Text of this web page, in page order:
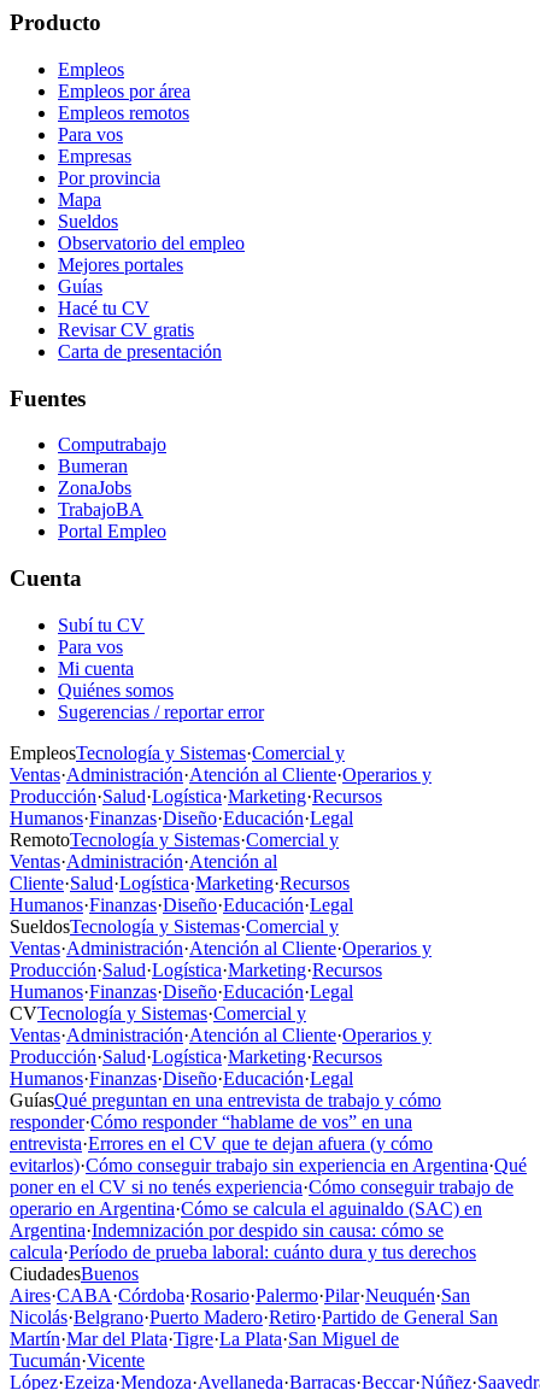
Producto
Empleos
Empleos por área
Empleos remotos
Para vos
Empresas
Por provincia
Mapa
Sueldos
Observatorio del empleo
Mejores portales
Guías
Hacé tu CV
Revisar CV gratis
Carta de presentación
Fuentes
Computrabajo
Bumeran
ZonaJobs
TrabajoBA
Portal Empleo
Cuenta
Subí tu CV
Para vos
Mi cuenta
Quiénes somos
Sugerencias / reportar error
EmpleosTecnología y Sistemas·Comercial y
Ventas·Administración·Atención al Cliente·Operarios y
Producción·Salud·Logística·Marketing·Recursos
Humanos·Finanzas·Diseño·Educación·Legal
RemotoTecnología y Sistemas·Comercial y
Ventas·Administración·Atención al
Cliente·Salud·Logística·Marketing·Recursos
Humanos·Finanzas·Diseño·Educación·Legal
SueldosTecnología y Sistemas·Comercial y
Ventas·Administración·Atención al Cliente·Operarios y
Producción·Salud·Logística·Marketing·Recursos
Humanos·Finanzas·Diseño·Educación·Legal
CVTecnología y Sistemas·Comercial y
Ventas·Administración·Atención al Cliente·Operarios y
Producción·Salud·Logística·Marketing·Recursos
Humanos·Finanzas·Diseño·Educación·Legal
GuíasQué preguntan en una entrevista de trabajo y cómo
responder·Cómo responder “hablame de vos” en una
entrevista·Errores en el CV que te dejan afuera (y cómo
evitarlos)·Cómo conseguir trabajo sin experiencia en Argentina·Qué
poner en el CV si no tenés experiencia·Cómo conseguir trabajo de
operario en Argentina·Cómo se calcula el aguinaldo (SAC) en
Argentina·Indemnización por despido sin causa: cómo se
calcula·Período de prueba laboral: cuánto dura y tus derechos
CiudadesBuenos
Aires·CABA·Córdoba·Rosario·Palermo·Pilar·Neuquén·San
Nicolás·Belgrano·Puerto Madero·Retiro·Partido de General San
Martín·Mar del Plata·Tigre·La Plata·San Miguel de
Tucumán·Vicente
López·Ezeiza·Mendoza·Avellaneda·Barracas·Beccar·Núñez·